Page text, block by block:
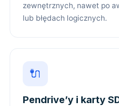
zewnętrznych, nawet po
lub błędach logicznych.
🔌
Pendrive’y i karty